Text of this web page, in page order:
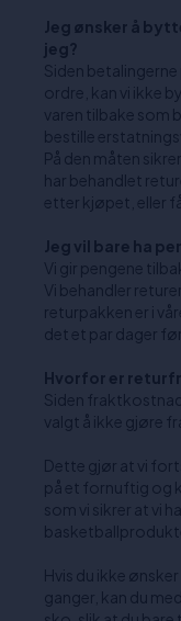
Jeg ønsker å
jeg?
Siden
ordre, kan vi ikke
varen tilbake som
bestille
På den måten
har behandlet
etter kjøpet, eller
Jeg vil bare ha
Vi gir pengene
Vi behandler
returpakken er i
det et par dager
Hvorfor er
Siden
valgt å ikke gjøre
Dette gjør at vi
på et fornuftig og
som vi sikrer at vi
Hvis du ikke
ganger, kan du